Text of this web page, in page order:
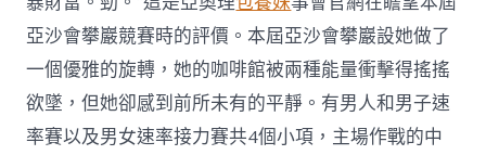
亞沙會攀巖競賽時的評價。本屆亞沙會攀巖設她做了
一個優雅的旋轉，她的咖啡館被兩種能量衝擊得搖搖
欲墜，但她卻感到前所未有的平靜。有男人和男子速
率賽以及男女速率接力賽共4個小項，主場作戰的中